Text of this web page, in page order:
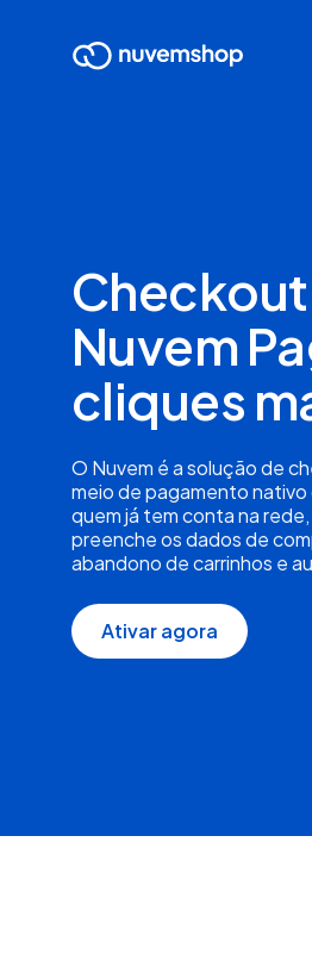
Nuvem
cliques
O Nuvem é a solução de
meio de pagamento
quem já tem conta na
preenche os dados de
abandono de carrinhos e
Ativar agora